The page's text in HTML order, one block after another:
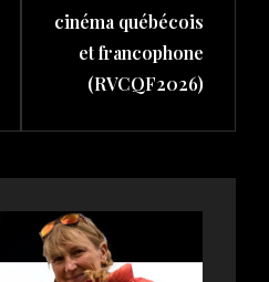
cinéma québécois
et francophone
(RVCQF2026)